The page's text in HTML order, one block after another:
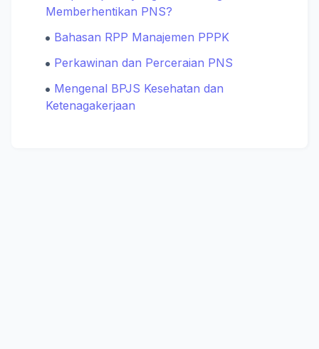
Memberhentikan PNS?
Bahasan RPP Manajemen PPPK
Perkawinan dan Perceraian PNS
Mengenal BPJS Kesehatan dan
Ketenagakerjaan